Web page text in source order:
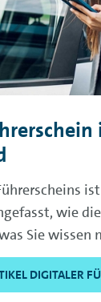
wie
Sie wissen
DIGITALER